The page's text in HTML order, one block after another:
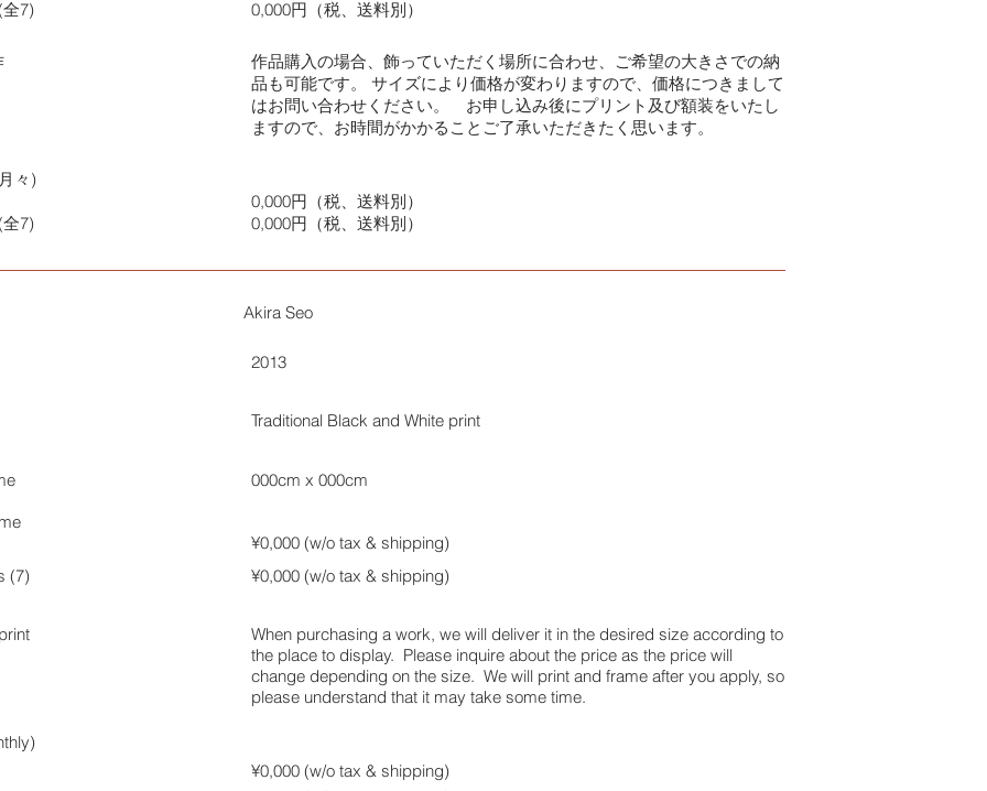
7)
0,000円（税、送料別）
作品購入の場合、飾っていただく場所に合わせ、ご希望の大きさでの納
品も可能です。 サイズにより価格が変わりますので、価格につきまして
はお問い合わせください。 お申し込み後にプリント及び額装をいたし
ますので、お時間がかかることご了承いただきたく思います。
々)
7)
0,000円（税、送料別）
0,000円（税、送料別）
Akira Seo
2013
Traditional Black and White print
000cm x 000cm
(7)
¥0,000 (w/o tax & shipping)
¥0,000 (w/o tax & shipping)
When purchasing a work, we will deliver it in the desired size according to
the place to display. Please inquire about the price as the price will
change depending on the size. We will print and frame after you apply, so
please understand that it may take some time.
¥0,000 (w/o tax & shipping)